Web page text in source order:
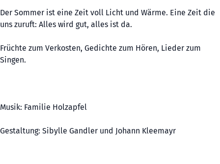
Der Sommer ist eine Zeit voll Licht und Wärme. Eine Zeit die
uns zuruft: Alles wird gut, alles ist da.
Früchte zum Verkosten, Gedichte zum Hören, Lieder zum
Singen.
Musik: Familie Holzapfel
Gestaltung: Sibylle Gandler und Johann Kleemayr